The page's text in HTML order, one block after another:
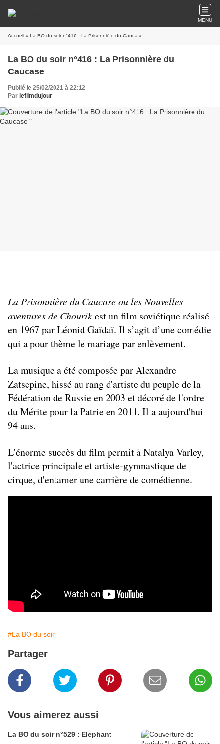
MENU
Accueil » La BO du soir n°416 : La Prisonnière du Caucase
La BO du soir n°416 : La Prisonnière du
Caucase
Publié le 25/02/2021 à 22:12
Par lefilmdujour
La Prisonnière du Caucase ou les Nouvelles
aventures de Chourik est un film soviétique réalisé
en 1967 par Léonid Gaïdaï. Il s’agit d’une comédie
qui a pour thème le mariage par enlèvement.
La musique a été composée par Alexandre
Zatsepine, hissé au rang d'artiste du peuple de la
Fédération de Russie en 2003 et décoré de l'ordre
du Mérite pour la Patrie en 2011. Il a aujourd'hui
94 ans.
L'énorme succès du film permit à Natalya Varley,
l'actrice principale et artiste-gymnastique de
cirque, d'entamer une carrière de comédienne.
#La BO du soir
Partager
Vous aimerez aussi
La BO du soir n°529 : Elephant